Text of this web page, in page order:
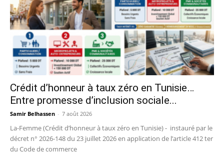
Crédit d’honneur à taux zéro en Tunisie…
Entre promesse d’inclusion sociale...
Samir Belhassen - 7 août 2026
La-Femme (Crédit d’honneur à taux zéro en Tunisie) - instauré par le
décret n° 2026-148 du 23 juillet 2026 en application de l’article 412 ter
du Code de commerce